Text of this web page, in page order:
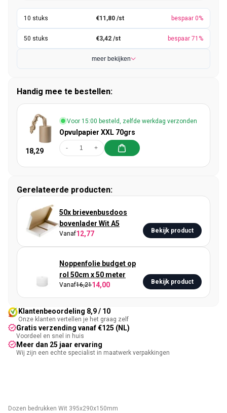
€11,80 /st bespaar 0%
€3,42 /st bespaar 71%
meer bekijken
Handig mee te bestellen:
18,29
Voor 15:00 besteld, zelfde werkdag verzonden
Opvulpapier XXL 70grs
- +
Gerelateerde producten:
50x brievenbusdoos
bovenlader Wit A5
Vanaf12,77 Bekijk product
Noppenfolie budget op
rol 50cm x 50 meter
Vanaf16,2114,00 Bekijk product
Klantenbeoordeling 8,9 / 10
Onze klanten vertellen je het graag zelf
Gratis verzending vanaf €125 (NL)
Voordeel en snel in huis
Meer dan 25 jaar ervaring
Wij zijn een echte specialist in maatwerk verpakkingen
Dozen bedrukken Wit 395x290x150mm